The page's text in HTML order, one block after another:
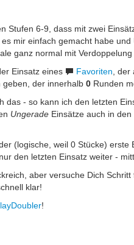
Stufen 6-9, dass mit zwei
mir einfach gemacht habe und
ganz normal mit
Einsatz eines
Favoriten, der
geben, der innerhalb 0Runden
das - so kann ich den letzten
UngeradeEinsätze auch in den
(logische, weil 0 Stücke) erste
den letzten Einsatz weiter -
aber versuche Dich
klar!
!